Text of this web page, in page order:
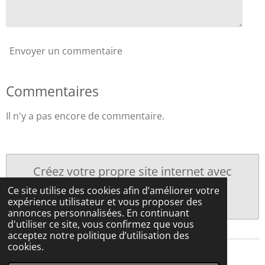
Ce site utilise des cookies afin d’améliorer votre
expérience utilisateur et vous proposer des
annonces personnalisées. En continuant
d'utiliser ce site, vous confirmez que vous
acceptez notre politique d’utilisation des
cookies.
Envoyer un commentaire
Commentaires
Il n'y a pas encore de commentaire.
Créez votre propre site internet avec
Webador